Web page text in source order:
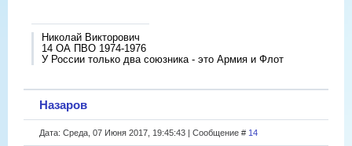
Николай Викторович
14 ОА ПВО 1974-1976
У России только два союзника - это Армия и Флот
Назаров
Дата: Среда, 07 Июня 2017, 19:45:43 | Сообщение # 14